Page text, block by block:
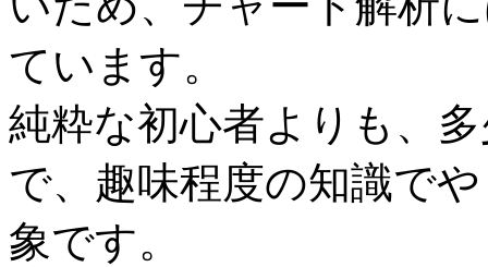
ています。
純粋な初心者よりも、
で、趣味程度の知識で
象です。